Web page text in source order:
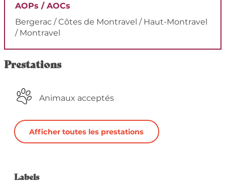
AOPs / AOCs
Bergerac / Côtes de Montravel / Haut-Montravel
/ Montravel
Prestations
Animaux acceptés
Afficher toutes les prestations
Offres de
Labels
Labels